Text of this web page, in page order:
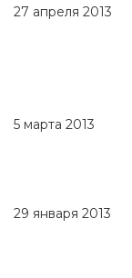
27 апреля 2013
5 марта 2013
29 января 2013